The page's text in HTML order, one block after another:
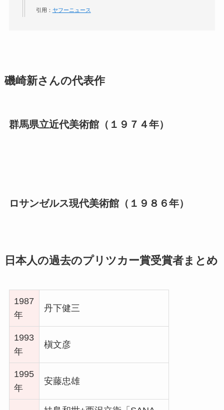
引用： ヤフーニュース
磯崎新さんの代表作
群馬県立近代美術館（１９７４年）
ロサンゼルス現代美術館（１９８６年）
日本人の過去のプリツカー賞受賞者まとめ
1987
年
丹下健三
1993
年
槇文彦
1995
年
安藤忠雄